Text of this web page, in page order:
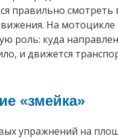
правильно смотреть
На мотоцикле
роль: куда
и движется
«змейка»
упражнений на